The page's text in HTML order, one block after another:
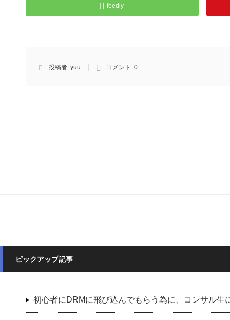
feedly
投稿者: yuu コメント: 0
ピックアップ記事
初心者にDRMに飛び込んでもらう為に、コンサル